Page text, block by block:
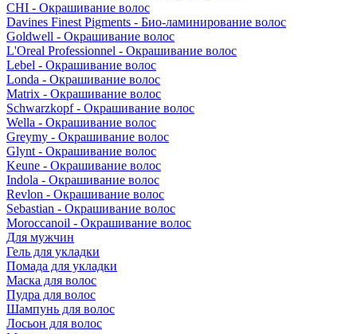
CHI - Окрашивание волос
Davines Finest Pigments - Био-ламинирование волос
Goldwell - Окрашивание волос
L'Oreal Professionnel - Окрашивание волос
Lebel - Окрашивание волос
Londa - Окрашивание волос
Matrix - Окрашивание волос
Schwarzkopf - Окрашивание волос
Wella - Окрашивание волос
Greymy - Окрашивание волос
Glynt - Окрашивание волос
Keune - Окрашивание волос
Indola - Окрашивание волос
Revlon - Окрашивание волос
Sebastian - Окрашивание волос
Moroccanoil - Окрашивание волос
Для мужчин
Гель для укладки
Помада для укладки
Маска для волос
Пудра для волос
Шампунь для волос
Лосьон для волос